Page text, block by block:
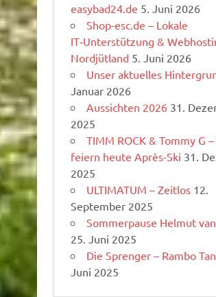
easybad24.de 5. Juni 2026
Shop-esc.de – Lokale
IT‑Unterstützung &
Nordjütland 5. Juni 2026
Unser aktuelles
Januar 2026
Aussichten 2026 31.
2025
TIMM ROCK & Tommy G
feiern heute Après-Ski 31.
2025
ULTIMATUM – Zeitlos 12.
September 2025
Sommerpause Helmut
25. Juni 2025
Die Sprenger – Rambo
Juni 2025